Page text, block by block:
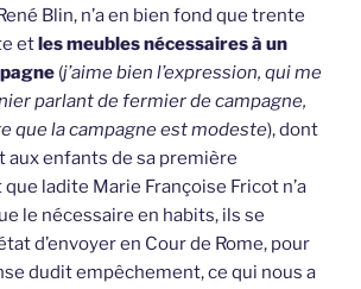
Blin, n’a en bien fond que trente
et les meubles nécessaires à un
(j’aime bien l’expression, qui me
parlant de fermier de campagne,
que la campagne est modeste), dont
aux enfants de sa première
ladite Marie Françoise Fricot n’a
le nécessaire en habits, ils se
d’envoyer en Cour de Rome, pour
dudit empêchement, ce qui nous a